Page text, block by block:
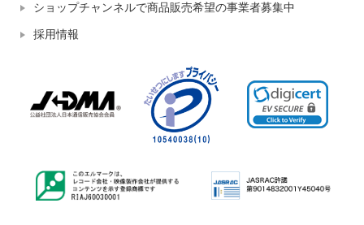
ショップチャンネルで商品販売希望の事業者募集中
採用情報